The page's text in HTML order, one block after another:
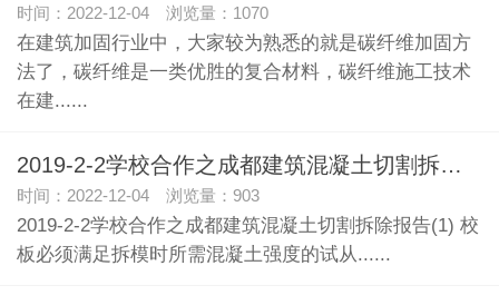
时间：2022-12-04 浏览量：1070
在建筑加固行业中，大家较为熟悉的就是碳纤维加固方
法了，碳纤维是一类优胜的复合材料，碳纤维施工技术
在建......
2019-2-2学校合作之成都建筑混凝土切割拆除报告
时间：2022-12-04 浏览量：903
2019-2-2学校合作之成都建筑混凝土切割拆除报告(1) 校
板必须满足拆模时所需混凝土强度的试从......